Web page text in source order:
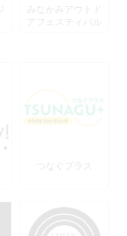
みなかみアウトド
アフェスティバル
つなぐプラス